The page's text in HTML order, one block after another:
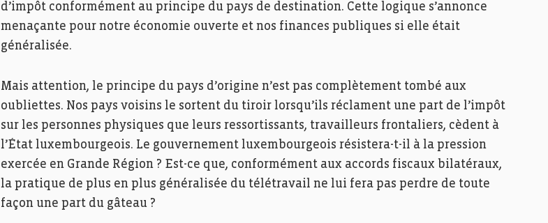
d’impôt conformément au principe du pays de destination. Cette logique s’annonce
menaçante pour notre économie ouverte et nos finances publiques si elle était
généralisée.
Mais attention, le principe du pays d’origine n’est pas complètement tombé aux
oubliettes. Nos pays voisins le sortent du tiroir lorsqu’ils réclament une part de l’impôt
sur les personnes physiques que leurs ressortissants, travailleurs frontaliers, cèdent à
l’État luxembourgeois. Le gouvernement luxembourgeois résistera-t-il à la pression
exercée en Grande Région ? Est-ce que, conformément aux accords fiscaux bilatéraux,
la pratique de plus en plus généralisée du télétravail ne lui fera pas perdre de toute
façon une part du gâteau ?